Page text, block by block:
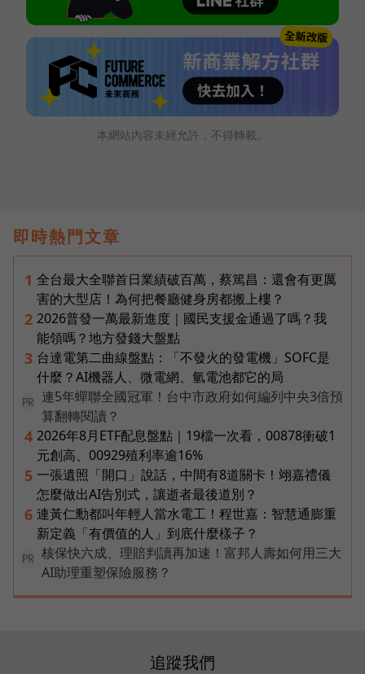
本網站內容未經允許，不得轉載。
即時熱門文章
1 全台最大全聯首日業績破百萬，蔡篤昌：還會有更厲
害的大型店！為何把餐廳健身房都搬上樓？
2 2026普發一萬最新進度｜國民支援金通過了嗎？我
能領嗎？地方發錢大盤點
3 台達電第二曲線盤點：「不發火的發電機」SOFC是
什麼？AI機器人、微電網、氫電池都它的局
PR
連5年蟬聯全國冠軍！台中市政府如何編列中央3倍預
算翻轉閱讀？
4 2026年8月ETF配息盤點｜19檔一次看，00878衝破1
元創高、00929殖利率逾16%
5 一張遺照「開口」說話，中間有8道關卡！翊嘉禮儀
怎麼做出AI告別式，讓逝者最後道別？
6 連黃仁勳都叫年輕人當水電工！程世嘉：智慧通膨重
新定義「有價值的人」到底什麼樣子？
PR
核保快六成、理賠判讀再加速！富邦人壽如何用三大
AI助理重塑保險服務？
追蹤我們